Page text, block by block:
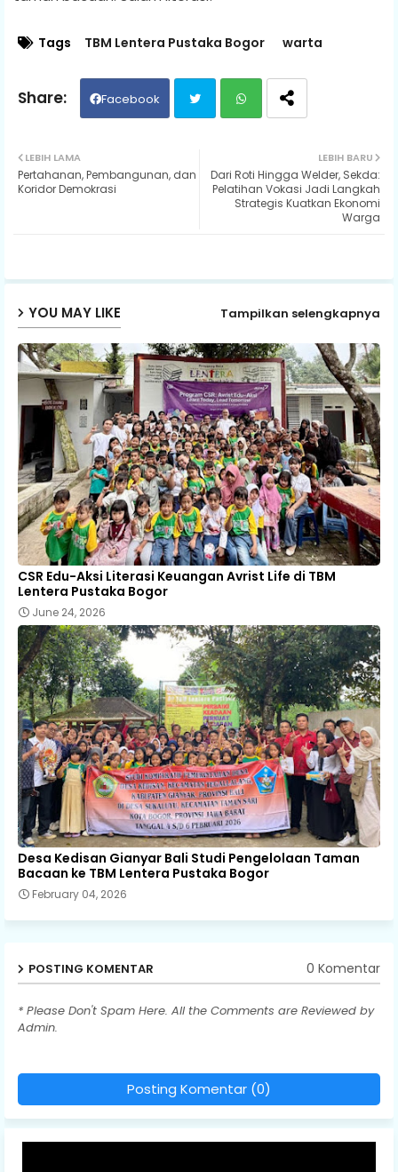
Tags TBM Lentera Pustaka Bogor warta
Facebook
ter ats
LEBIH BARU
Dari Roti Hingga Welder, Sekda:
Pelatihan Vokasi Jadi Langkah
Strategis Kuatkan Ekonomi
Warga
LEBIH LAMA
Pertahanan, Pembangunan, dan
Koridor Demokrasi
YOU MAY LIKE Tampilkan selengkapnya
CSR Edu-Aksi Literasi Keuangan Avrist Life di TBM
Lentera Pustaka Bogor
June 24, 2026
Desa Kedisan Gianyar Bali Studi Pengelolaan Taman
Bacaan ke TBM Lentera Pustaka Bogor
February 04, 2026
POSTING KOMENTAR 0 Komentar
* Please Don't Spam Here. All the Comments are Reviewed by
Admin.
Posting Komentar (0)